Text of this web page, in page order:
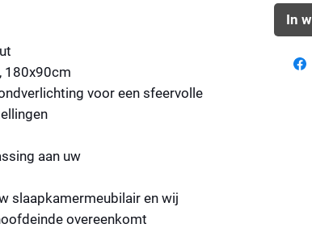
180x90cm
voor een sfeervolle
aan uw
slaapkamermeubilair en wij
overeenkomt
In